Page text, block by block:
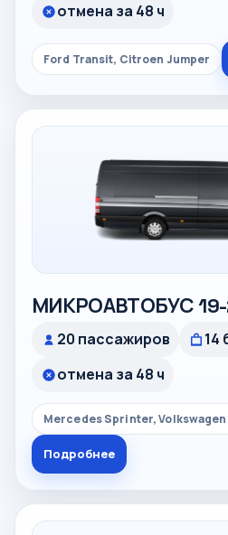
отмена за 48 ч
Ford Transit, Citroen Jumper
МИКРОАВТОБУС
20 пассажиров
14
отмена за 48 ч
Mercedes Sprinter,
Подробнее